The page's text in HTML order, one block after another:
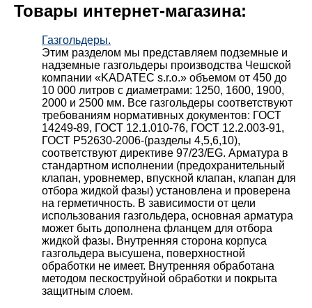
Товары интернет-магазина:
Газгольдеры.
Этим разделом мы представляем подземные и
надземные газгольдеры производства Чешской
компании «KADATEC s.r.o.» объемом от 450 до
10 000 литров с диаметрами: 1250, 1600, 1900,
2000 и 2500 мм. Все газгольдеры соответствуют
требованиям нормативных документов: ГОСТ
14249-89, ГОСТ 12.1.010-76, ГОСТ 12.2.003-91,
ГОСТ Р52630-2006-(разделы 4,5,6,10),
соответствуют директиве 97/23/EG. Арматура в
стандартном исполнении (предохранительный
клапан, уровнемер, впускной клапан, клапан для
отбора жидкой фазы) установлена и проверена
на герметичность. В зависимости от цели
использования газгольдера, основная арматура
может быть дополнена фланцем для отбора
жидкой фазы. Внутренняя сторона корпуса
газгольдера высушена, поверхностной
обработки не имеет. Внутренняя обработана
методом пескоструйной обработки и покрыта
защитным слоем.